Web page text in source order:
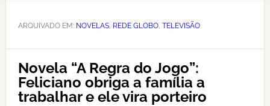
ARQUIVADO EM: NOVELAS, REDE GLOBO, TELEVISÃO
Novela “A Regra do Jogo”:
Feliciano obriga a família a
trabalhar e ele vira porteiro